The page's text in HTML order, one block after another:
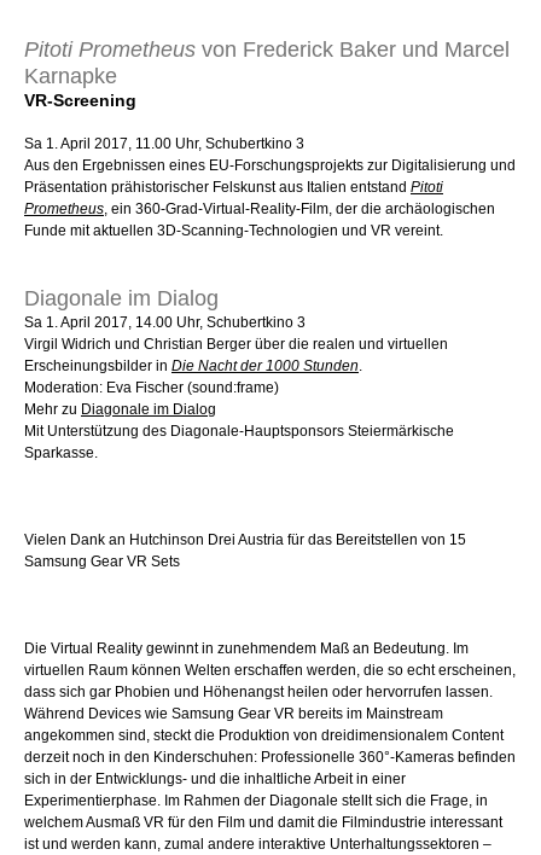
Pitoti Prometheus von Frederick Baker und Marcel
Karnapke
VR-Screening
Sa 1. April 2017, 11.00 Uhr, Schubertkino 3
Aus den Ergebnissen eines EU-Forschungsprojekts zur Digitalisierung und
Präsentation prähistorischer Felskunst aus Italien entstand Pitoti
Prometheus, ein 360-Grad-Virtual-Reality-Film, der die archäologischen
Funde mit aktuellen 3D-Scanning-Technologien und VR vereint.
Diagonale im Dialog
Sa 1. April 2017, 14.00 Uhr, Schubertkino 3
Virgil Widrich und Christian Berger über die realen und virtuellen
Erscheinungsbilder in Die Nacht der 1000 Stunden.
Moderation: Eva Fischer (sound:frame)
Mehr zu Diagonale im Dialog
Mit Unterstützung des Diagonale-Hauptsponsors Steiermärkische
Sparkasse.
Vielen Dank an Hutchinson Drei Austria für das Bereitstellen von 15
Samsung Gear VR Sets
Die Virtual Reality gewinnt in zunehmendem Maß an Bedeutung. Im
virtuellen Raum können Welten erschaffen werden, die so echt erscheinen,
dass sich gar Phobien und Höhenangst heilen oder hervorrufen lassen.
Während Devices wie Samsung Gear VR bereits im Mainstream
angekommen sind, steckt die Produktion von dreidimensionalem Content
derzeit noch in den Kinderschuhen: Professionelle 360°-Kameras befinden
sich in der Entwicklungs- und die inhaltliche Arbeit in einer
Experimentierphase. Im Rahmen der Diagonale stellt sich die Frage, in
welchem Ausmaß VR für den Film und damit die Filmindustrie interessant
ist und werden kann, zumal andere interaktive Unterhaltungssektoren –